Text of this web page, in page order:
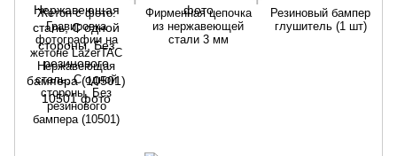
Жетон с фото.
Гравировка
фотографии на
жетоне LazerTAC
Нержавеющая
сталь, С одной
стороны, Без
резинового
бампера (10501)
Фирменная цепочка
из нержавеющей
стали 3 мм
Резиновый бампер
глушитель (1 шт)